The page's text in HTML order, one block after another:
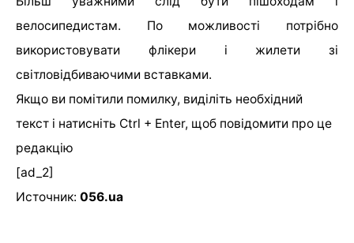
велосипедистам. По можливості потрібно
використовувати флікери і жилети зі
світловідбиваючими вставками.
Якщо ви помітили помилку, виділіть необхідний
текст і натисніть Ctrl + Enter, щоб повідомити про це
редакцію
[ad_2]
Источник: 056.ua